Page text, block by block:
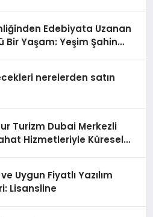
Edebiyata Uzanan
Bir Yaşam: Yeşim Şahin
nerelerden satın
Turizm Dubai Merkezli
Hizmetleriyle Küresel
Uygun Fiyatlı Yazılım
Lisansline